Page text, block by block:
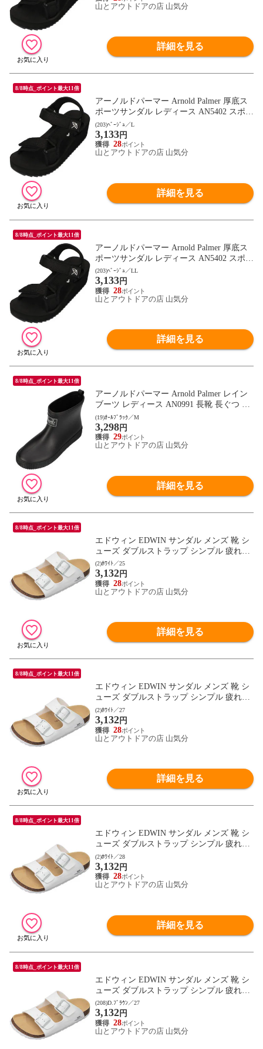
山とアウトドアの店 山気分
詳細を見る
8/8時点_ポイント最大11倍
アーノルドパーマー Arnold Palmer 厚底ス
ポーツサンダル レディース AN5402 スポサ
ン 靴 シューズ ストラップ ベルクロ 通勤
通学 デイリー キャンプ レジャー トラベル
フットウェア AN5402 ベｰジュ
(203)ﾍﾞｰｼﾞｭ／L
3,133円
28
山とアウトドアの店 山気分
詳細を見る
8/8時点_ポイント最大11倍
アーノルドパーマー Arnold Palmer 厚底ス
ポーツサンダル レディース AN5402 スポサ
ン 靴 シューズ ストラップ ベルクロ 通勤
通学 デイリー キャンプ レジャー トラベル
フットウェア AN5402 ベｰジュ
(203)ﾍﾞｰｼﾞｭ／LL
3,133円
28
山とアウトドアの店 山気分
詳細を見る
8/8時点_ポイント最大11倍
アーノルドパーマー Arnold Palmer レイン
ブーツ レディース AN0991 長靴 長ぐつ 雨
靴 シューズ 歩きやすい 雨の日 梅雨 履き
やすい 通勤 通学 デイリー レジャー 旅行
トラベル 女性 AN0991 オｰルブラック
(19)ｵｰﾙﾌﾞﾗｯｸ／M
3,298円
29
山とアウトドアの店 山気分
詳細を見る
8/8時点_ポイント最大11倍
エドウィン EDWIN サンダル メンズ 靴 シ
ューズ ダブルストラップ シンプル 疲れに
くい コンフォートサンダル 通勤 通学 レジ
ャー オフィス トラベル フットウェア 2E相
当 EB1001 ホワイト
(2)ﾎﾜｲﾄ／25
3,132円
28
山とアウトドアの店 山気分
詳細を見る
8/8時点_ポイント最大11倍
エドウィン EDWIN サンダル メンズ 靴 シ
ューズ ダブルストラップ シンプル 疲れに
くい コンフォートサンダル 通勤 通学 レジ
ャー オフィス トラベル フットウェア 2E相
当 EB1001 ホワイト
(2)ﾎﾜｲﾄ／27
3,132円
28
山とアウトドアの店 山気分
詳細を見る
8/8時点_ポイント最大11倍
エドウィン EDWIN サンダル メンズ 靴 シ
ューズ ダブルストラップ シンプル 疲れに
くい コンフォートサンダル 通勤 通学 レジ
ャー オフィス トラベル フットウェア 2E相
当 EB1001 ホワイト
(2)ﾎﾜｲﾄ／28
3,132円
28
山とアウトドアの店 山気分
詳細を見る
8/8時点_ポイント最大11倍
エドウィン EDWIN サンダル メンズ 靴 シ
ューズ ダブルストラップ シンプル 疲れに
くい コンフォートサンダル 通勤 通学 レジ
ャー オフィス トラベル フットウェア 2E相
当 EB1001 D.ブラウン
(208)D.ﾌﾞﾗｳﾝ／27
3,132円
28
山とアウトドアの店 山気分